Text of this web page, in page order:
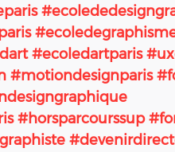
#ecoledartparis
#motiondesignparis
#horsparcourssup